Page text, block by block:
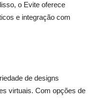
o Evite oferece
e integração com
de designs
virtuais. Com opções de